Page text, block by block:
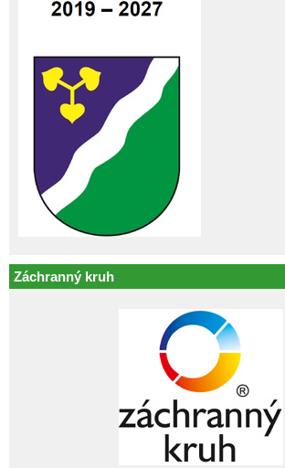
Záchranný kruh